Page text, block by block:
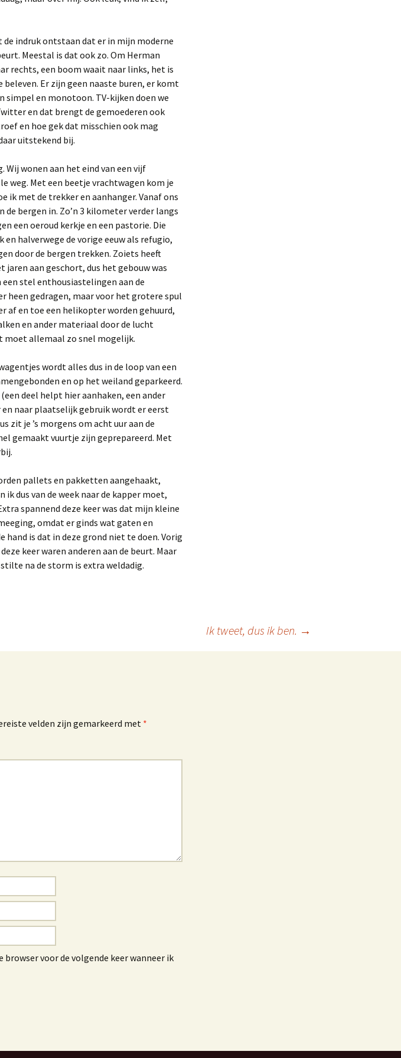
indruk ontstaan dat er in mijn moderne
Meestal is dat ook zo. Om Herman
rechts, een boom waait naar links, het is
Er zijn geen naaste buren, er komt
simpel en monotoon. TV-kijken doen we
en dat brengt de gemoederen ook
en hoe gek dat misschien ook mag
uitstekend bij.
Wij wonen aan het eind van een vijf
weg. Met een beetje vrachtwagen kom je
ik met de trekker en aanhanger. Vanaf ons
bergen in. Zo’n 3 kilometer verder langs
een oeroud kerkje en een pastorie. Die
halverwege de vorige eeuw als refugio,
door de bergen trekken. Zoiets heeft
aan geschort, dus het gebouw was
stel enthousiastelingen aan de
heen gedragen, maar voor het grotere spul
af en toe een helikopter worden gehuurd,
en ander materiaal door de lucht
moet allemaal zo snel mogelijk.
wordt alles dus in de loop van een
en op het weiland geparkeerd.
deel helpt hier aanhaken, een ander
naar plaatselijk gebruik wordt er eerst
zit je ’s morgens om acht uur aan de
gemaakt vuurtje zijn geprepareerd. Met
pallets en pakketten aangehaakt,
dus van de week naar de kapper moet,
spannend deze keer was dat mijn kleine
omdat er ginds wat gaten en
is dat in deze grond niet te doen. Vorig
keer waren anderen aan de beurt. Maar
na de storm is extra weldadig.
Ik tweet, dus ik ben. →
velden zijn gemarkeerd met *
voor de volgende keer wanneer ik